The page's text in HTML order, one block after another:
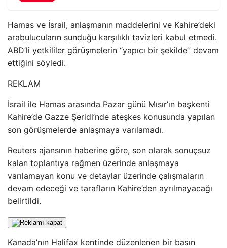
Hamas ve İsrail, anlaşmanın maddelerini ve Kahire’deki
arabulucuların sunduğu karşılıklı tavizleri kabul etmedi.
ABD’li yetkililer görüşmelerin “yapıcı bir şekilde” devam
ettiğini söyledi.
REKLAM
İsrail ile Hamas arasında Pazar günü Mısır’ın başkenti
Kahire’de Gazze Şeridi’nde ateşkes konusunda yapılan
son görüşmelerde anlaşmaya varılamadı.
Reuters ajansının haberine göre, son olarak sonuçsuz
kalan toplantıya rağmen üzerinde anlaşmaya
varılamayan konu ve detaylar üzerinde çalışmaların
devam edeceği ve tarafların Kahire’den ayrılmayacağı
belirtildi.
Kanada’nın Halifax kentinde düzenlenen bir basın